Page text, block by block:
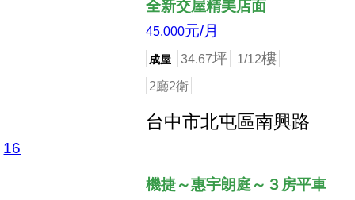
全新交屋精美店面
45,000元/月
成屋 34.67坪 1/12樓
2廳2衛
台中市北屯區南興路
店長推薦
16
機捷～惠宇朗庭～３房平車